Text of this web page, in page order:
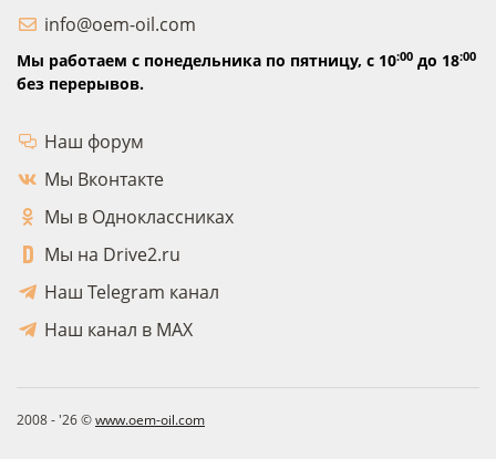
info@oem-oil.com
Мы работаем с понедельника по пятницу, с 10:00 до 18:00
без перерывов.
Наш форум
Мы Вконтакте
Мы в Одноклассниках
Мы на Drive2.ru
Наш Telegram канал
Наш канал в MAX
2008 - '26 ©www.oem-oil.com